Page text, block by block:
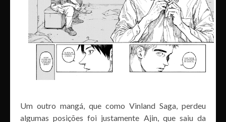
Um outro mangá, que como Vinland Saga, perdeu
algumas posições foi justamente Ajin, que saiu da